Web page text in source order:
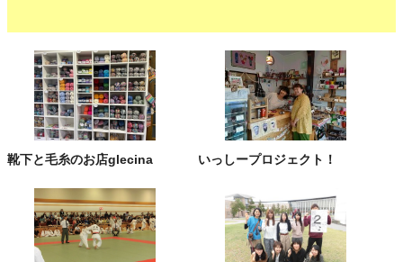
靴下と毛糸のお店glecina いっしープロジェクト！